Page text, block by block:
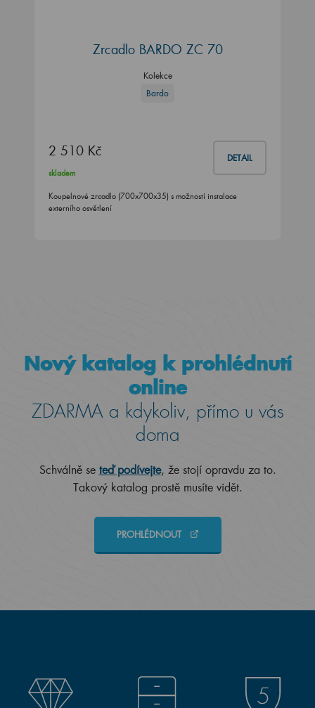
Zrcadlo BARDO ZC 70
Kolekce
Bardo
2 510 Kč DETAIL
skladem
Koupelnové zrcadlo (700x700x35) s možností instalace
externího osvětlení
Nový katalog k prohlédnutí
online
ZDARMA a kdykoliv, přímo u vás
doma
Schválně se teď podívejte, že stojí opravdu za to.
Takový katalog prostě musíte vidět.
PROHLÉDNOUT